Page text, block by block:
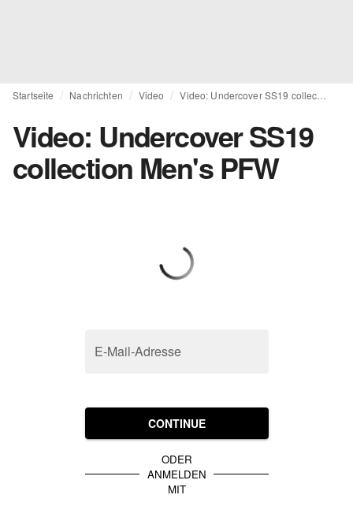
Startseite Nachrichten Video
Video: Undercover SS19
collection Men's PFW
E-Mail-Adresse
CONTINUE
ODER
ANMELDEN
MIT